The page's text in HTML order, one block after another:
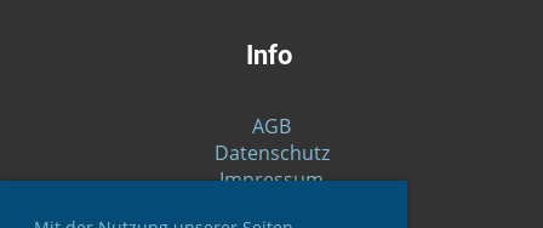
Info
AGB
Datenschutz
Impressum